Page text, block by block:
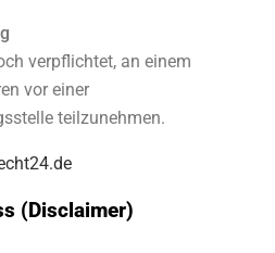
verpflichtet, an einem
vor einer
teilzunehmen.
(Disclaimer)